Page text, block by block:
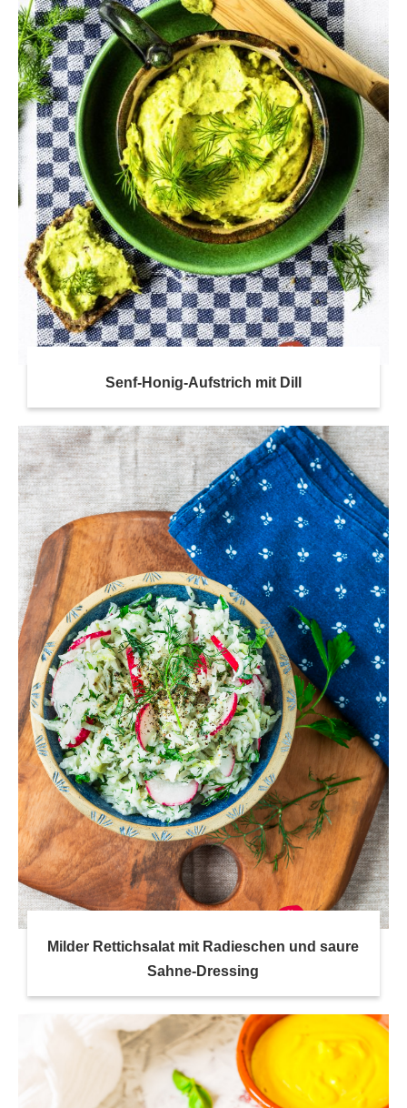
Senf-Honig-Aufstrich mit Dill
Milder Rettichsalat mit Radieschen und saure
Sahne-Dressing